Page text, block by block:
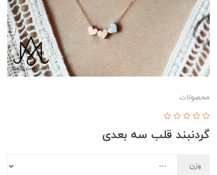
محصولات
گردنبند قلب سه بعدی
وزن